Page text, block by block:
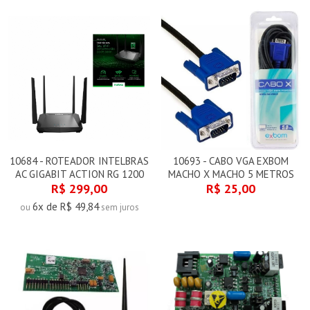
10684 - ROTEADOR INTELBRAS
AC GIGABIT ACTION RG 1200
R$ 299,00
ou 6x de R$ 49,84sem juros
10693 - CABO VGA EXBOM
MACHO X MACHO 5 METROS
R$ 25,00